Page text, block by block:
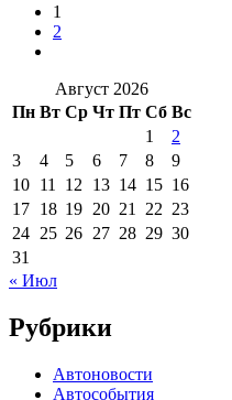
1
2
Август 2026
Пн Вт Ср Чт Пт Сб Вс
1
2
3
4 5 6 7 8
9
10 11 12 13 14 15 16
17 18 19 20 21 22 23
24 25 26 27 28 29 30
31
« Июл
Рубрики
Автоновости
Автособытия